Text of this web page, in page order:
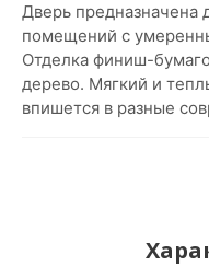
Дверь предназначена
помещений с
Отделка финиш-
дерево. Мягкий и
впишется в разные